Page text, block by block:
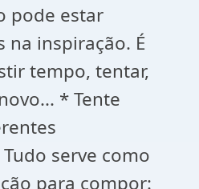
pode estar
na inspiração. É
tempo, tentar,
* Tente
serve como
para compor: